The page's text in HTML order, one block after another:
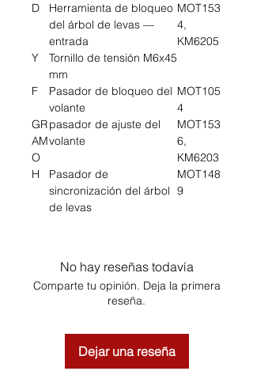
D
Herramienta de bloqueo
del árbol de levas —
entrada
MOT153
4,
KM6205
Y
Tornillo de tensión M6x45
mm
F
Pasador de bloqueo del
volante
MOT105
4
GR
AM
O
pasador de ajuste del
volante
MOT153
6,
KM6203
H
Pasador de
sincronización del árbol
de levas
MOT148
9
No hay reseñas todavía
Comparte tu opinión. Deja la primera
reseña.
Dejar una reseña